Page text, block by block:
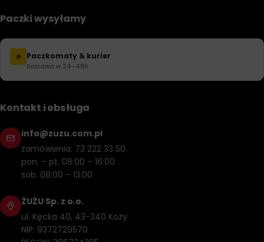
Paczki wysyłamy
P Paczkomaty & kurier
Dostawa w 24–48h
Kontakt i obsługa
info@zuzu.com.pl
zamówienia: 73 222 33 50
pon. – pt. 08:00 – 16:00
sob. 08:00 – 13:00
ŻUŻU Sp. z o.o.
ul. Kęcka 40, 43-340 Kozy
NIP: 9372729570